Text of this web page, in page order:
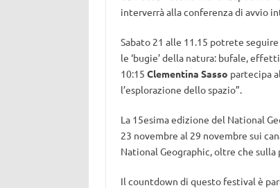
interverrà alla conferenza di avvio
Sabato 21 alle 11.15 potrete seguire
le ‘bugie’ della natura: bufale,
10:15 Clementina Sasso partecipa
l’esplorazione dello spazio”.
La 15esima edizione del National
23 novembre al 29 novembre sui
National Geographic, oltre che sulla
Il countdown di questo festival è